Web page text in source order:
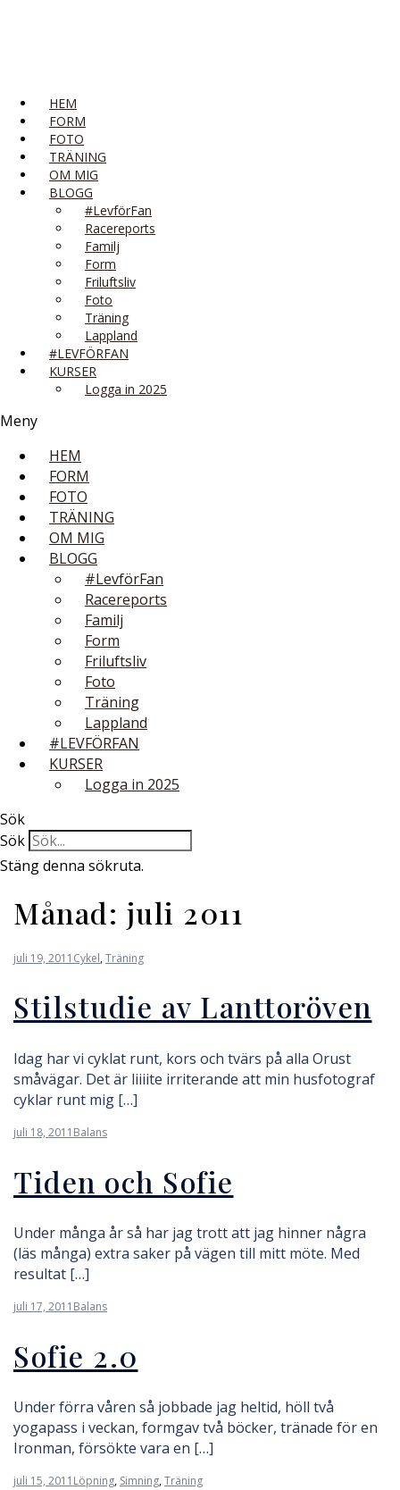
HEM
FORM
FOTO
TRÄNING
OM MIG
BLOGG
#LevförFan
Racereports
Familj
Form
Friluftsliv
Foto
Träning
Lappland
#LEVFÖRFAN
KURSER
Logga in 2025
Meny
HEM
FORM
FOTO
TRÄNING
OM MIG
BLOGG
#LevförFan
Racereports
Familj
Form
Friluftsliv
Foto
Träning
Lappland
#LEVFÖRFAN
KURSER
Logga in 2025
Sök
Sök
Stäng denna sökruta.
Månad: juli 2011
juli 19, 2011 Cykel,Träning
Stilstudie av Lanttoröven
Idag har vi cyklat runt, kors och tvärs på alla Orust
småvägar. Det är liiiite irriterande att min husfotograf
cyklar runt mig […]
juli 18, 2011 Balans
Tiden och Sofie
Under många år så har jag trott att jag hinner några
(läs många) extra saker på vägen till mitt möte. Med
resultat […]
juli 17, 2011 Balans
Sofie 2.0
Under förra våren så jobbade jag heltid, höll två
yogapass i veckan, formgav två böcker, tränade för en
Ironman, försökte vara en […]
juli 15, 2011 Löpning, Simning,Träning